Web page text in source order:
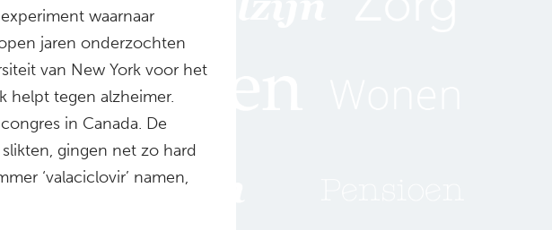
waarnaar
jaren onderzochten
van New York voor het
helpt tegen alzheimer.
in Canada. De
gingen net zo hard
‘valaciclovir’ namen,